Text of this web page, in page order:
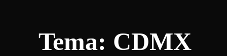
Tema: CDMX